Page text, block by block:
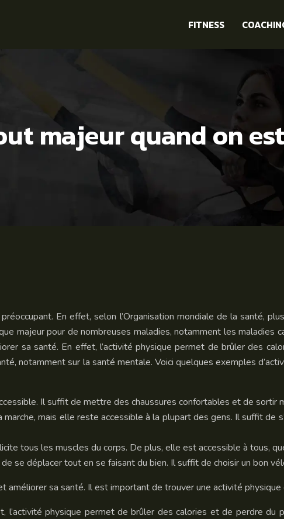
FITNESS
majeur quand on
En effet, selon l’Organisation mondiale de la santé,
majeur pour de nombreuses maladies, notamment les maladies
sa santé. En effet, l’activité physique permet de brûler des
notamment sur la santé mentale. Voici quelques exemples
Il suffit de mettre des chaussures confortables et de sortir
mais elle reste accessible à la plupart des gens. Il suffit de
tous les muscles du corps. De plus, elle est accessible à tous,
se déplacer tout en se faisant du bien. Il suffit de choisir un bon
améliorer sa santé. Il est important de trouver une activité
physique permet de brûler des calories et de perdre